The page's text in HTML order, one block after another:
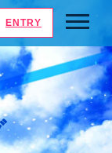
ENTRY